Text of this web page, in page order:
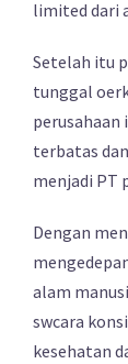
limited dari
Setelah itu
tunggal
perusahaan
terbatas
menjadi PT
Dengan
alam
swcara
kesehatan